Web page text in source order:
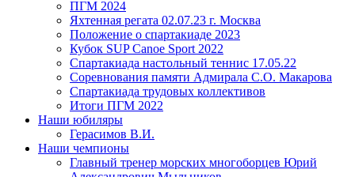
ПГМ 2024
Яхтенная регата 02.07.23 г. Москва
Положение о спартакиаде 2023
Кубок SUP Canoe Sport 2022
Спартакиада настольный теннис 17.05.22
Соревнования памяти Адмирала С.О. Макарова
Спартакиада трудовых коллективов
Итоги ПГМ 2022
Наши юбиляры
Герасимов В.И.
Наши чемпионы
Главный тренер морских многоборцев Юрий